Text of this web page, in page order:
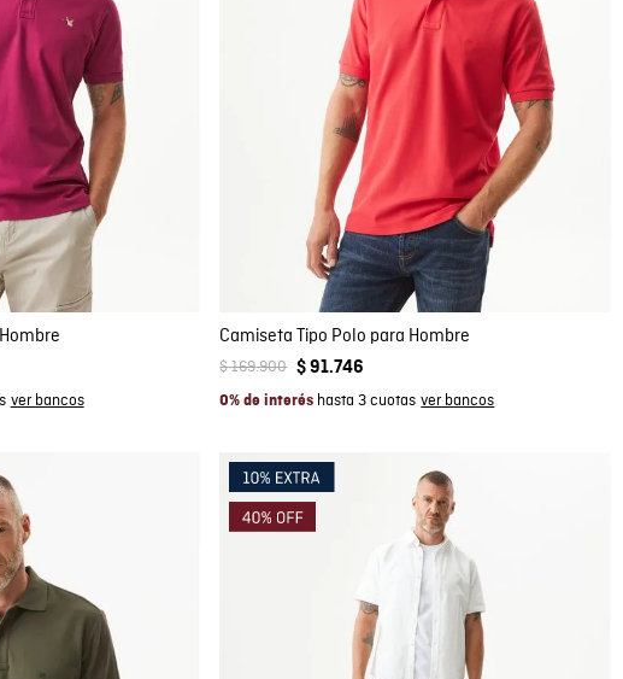
XXL
Compra rápida
AGREGAR AL CARRITO
L
M
S XL
Camiseta Tipo Polo para Hombre
$169.900 $ 91.746
0% de interés hasta 3 cuotas